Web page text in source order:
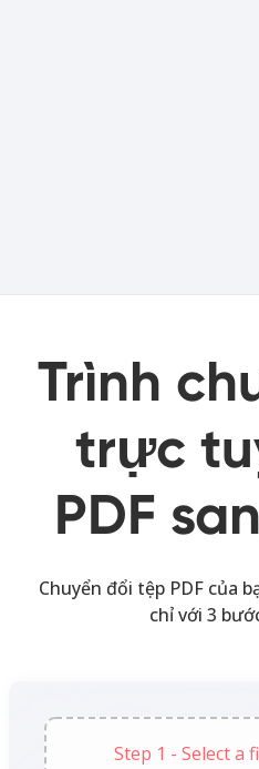
Trình
trực
PDF
Chuyển đổi tệp PDF của
chỉ với 3
Step 1 - Select a